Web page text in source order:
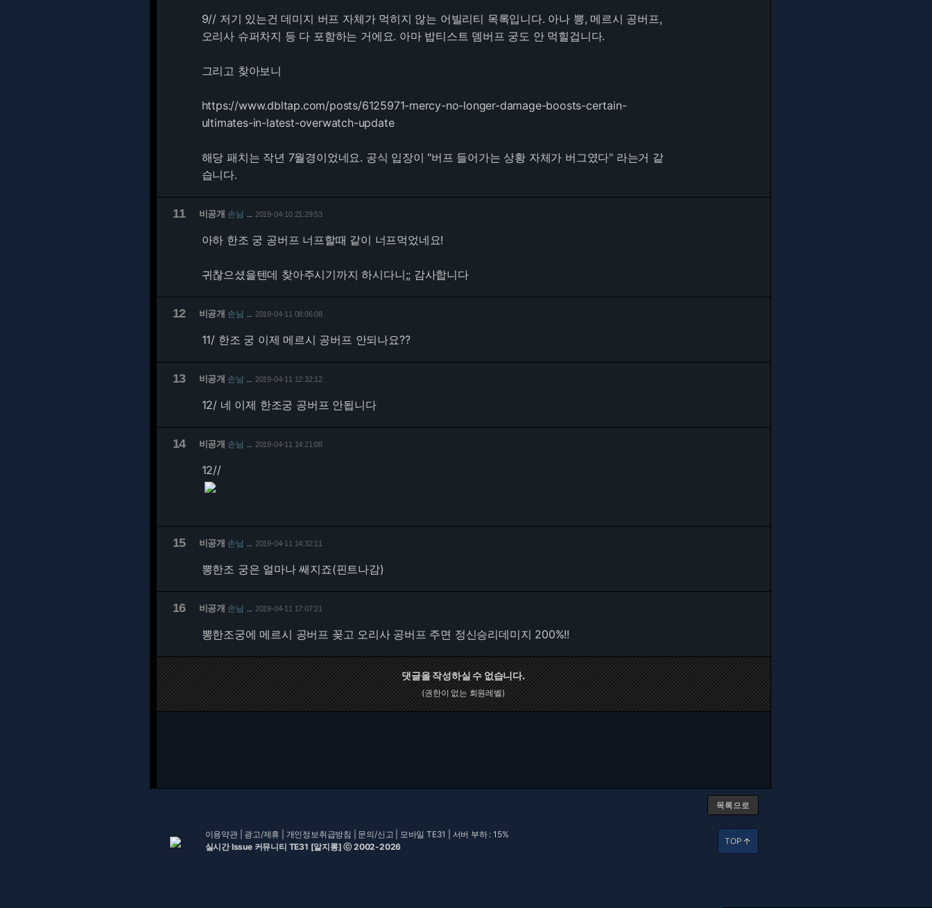
9// 저기 있는건 데미지 버프 자체가 먹히지 않는 어빌리티 목록입니다. 아나 뽕, 메르시 공버프,
오리사 슈퍼차지 등 다 포함하는 거에요. 아마 밥티스트 뎀버프 궁도 안 먹힐겁니다.
그리고 찾아보니
https://www.dbltap.com/posts/6125971-mercy-no-longer-damage-boosts-certain-
ultimates-in-latest-overwatch-update
해당 패치는 작년 7월경이었네요. 공식 입장이 "버프 들어가는 상황 자체가 버그였다" 라는거 같
습니다.
11 비공개 손님 2019-04-10 21:29:53
아하 한조 궁 공버프 너프할때 같이 너프먹었네요!
귀찮으셨을텐데 찾아주시기까지 하시다니;; 감사합니다
12 비공개 손님 2019-04-11 08:06:08
11/한조 궁 이제 메르시 공버프 안되나요??
13 비공개 손님 2019-04-11 12:32:12
12/네 이제 한조궁 공버프 안됩니다
14 비공개 손님 2019-04-11 14:21:08
12//
15 비공개 손님 2019-04-11 14:32:11
뽕한조 궁은 얼마나 쌔지죠(핀트나감)
16 비공개 손님 2019-04-11 17:07:21
뽕한조궁에 메르시 공버프 꽂고 오리사 공버프 주면 정신승리데미지 200%!!
댓글을 작성하실 수 없습니다.
(권한이 없는 회원레벨)
목록으로
이용약관| 광고/제휴 개인정보취급방침 문의/신고 모바일 TE31
| 서버 부하 : 15%
실시간 Issue 커뮤니티 TE31 [알지롱] ⓒ 2002-2026
TOP arrow_upward